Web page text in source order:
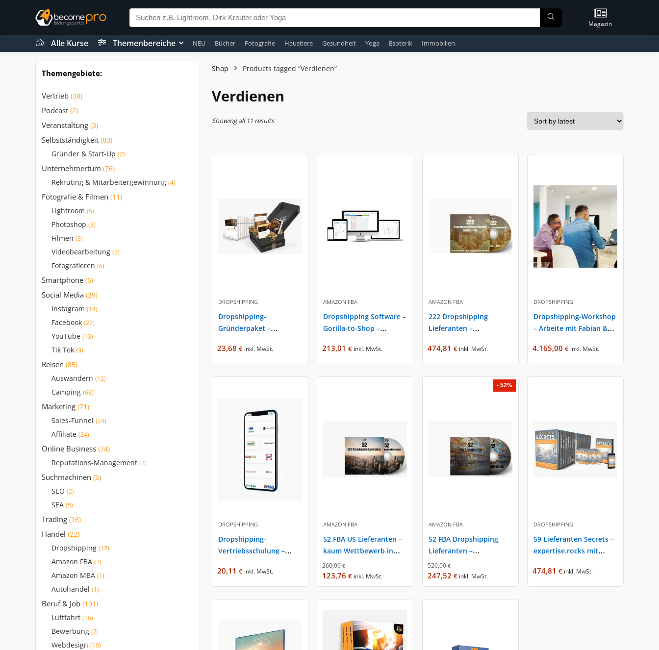
Magazin
Alle Kurse Themenbereiche NEU Bücher Fotografie Haustiere Gesundheit Yoga Esoterik Immobilien
Themengebiete:
Vertrieb (38)
Podcast (2)
Veranstaltung (3)
Selbstständigkeit (80)
Gründer & Start-Up (2)
Unternehmertum (76)
Rekruting & Mitarbeitergewinnung (4)
Fotografie & Filmen (11)
Lightroom (5)
Photoshop (2)
Filmen (3)
Videobearbeitung (2)
Fotografieren (6)
Smartphone (5)
Social Media (39)
Instagram (14)
Facebook (27)
YouTube (13)
Tik Tok (3)
Reisen (85)
Auswandern (12)
Camping (68)
Marketing (71)
Sales-Funnel (24)
Affiliate (24)
Online Business (74)
Reputations-Management (2)
Suchmachinen (5)
SEO (2)
SEA (5)
Trading (16)
Handel (22)
Dropshipping (17)
Amazon FBA (7)
Amazon MBA (1)
Autohandel (1)
Beruf & Job (101)
Luftfahrt (16)
Bewerbung (7)
Webdesign (10)
Shop Products tagged “Verdienen”
Verdienen
Showing all 11 results
DROPSHIPPING
Dropshipping-
Gründerpaket –
Siegler
23,68€ inkl. MwSt.
AMAZON FBA
Dropshipping Software –
Gorilla-to-Shop –
Siegler
213,01€ inkl. MwSt.
AMAZON FBA
222 Dropshipping
Lieferanten –
Fabian Siegler
474,81 € inkl. MwSt.
DROPSHIPPING
Dropshipping-Workshop
– Arbeite mit Fabian &
4.165,00 € inkl. MwSt.
DROPSHIPPING
Dropshipping-
Vertriebsschulung –
Fabian Siegler
20,11€ inkl. MwSt.
AMAZON FBA
52 FBA US Lieferanten –
kaum Wettbewerb in
Europa – expertise.rocks
260,00€
123,76€ inkl. MwSt.
- 52%
AMAZON FBA
52 FBA Dropshipping
Lieferanten –
expertise.rocks mit
Fabian Siegler
520,00€
247,52 € inkl. MwSt.
DROPSHIPPING
59 Lieferanten Secrets –
expertise.rocks mit
474,81 € inkl. MwSt.